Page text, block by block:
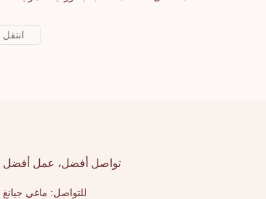
تواصل أفضل، عمل أفضل
للتواصل: ماغي جيانغ